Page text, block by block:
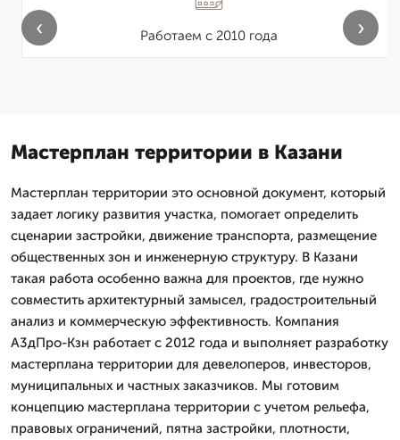
Работаем с 2010 года
‹ ›
Мастерплан территории в Казани
Мастерплан территории это основной документ, который
задает логику развития участка, помогает определить
сценарии застройки, движение транспорта, размещение
общественных зон и инженерную структуру. В Казани
такая работа особенно важна для проектов, где нужно
совместить архитектурный замысел, градостроительный
анализ и коммерческую эффективность. Компания
А3дПро-Кзн работает с 2012 года и выполняет разработку
мастерплана территории для девелоперов, инвесторов,
муниципальных и частных заказчиков. Мы готовим
концепцию мастерплана территории с учетом рельефа,
правовых ограничений, пятна застройки, плотности,